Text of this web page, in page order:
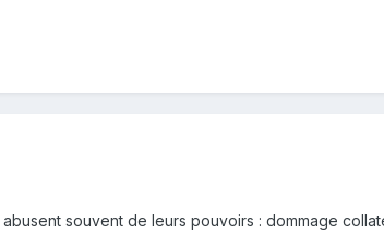
souvent de leurs pouvoirs : dommage